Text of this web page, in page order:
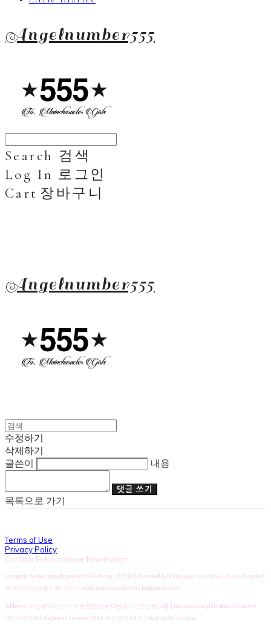
Angelnumber555
Search 검색
Log In 로그인
Cart 장바구니
Angelnumber555
수정하기
삭제하기
글쓴이
내용
댓글 쓰기
목록으로 가기
Terms of Use
Privacy Policy
Confirm Entrepreneur Information
Company Name: angelnumber555 | Owner: 조연화 | Personal Info Manager: yeonhwa | Phone Number:
유,무선상담은불가합니다. | Email: angelnumber555.kr@gmail.com
Address: 부산광역시 연제구 온천천남로92번길 53 (연산동) 3층 | Business Registration Number:
509-02-97568 | Business License:2021-부산연제-0435 | Hosting by sixshop